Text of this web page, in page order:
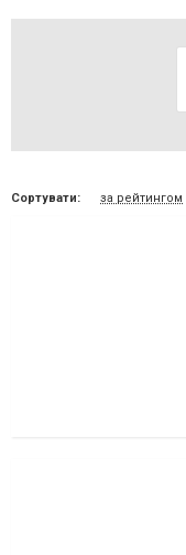
Сортувати: за рейтингом